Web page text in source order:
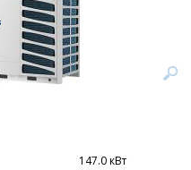
147.0 кВт